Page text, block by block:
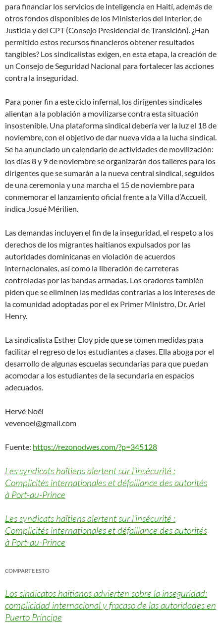
para financiar los servicios de inteligencia en Haití, además de
otros fondos disponibles de los Ministerios del Interior, de
Justicia y del CPT (Consejo Presidencial de Transición). ¿Han
permitido estos recursos financieros obtener resultados
tangibles? Los sindicalistas exigen, en esta etapa, la creación de
un Consejo de Seguridad Nacional para fortalecer las acciones
contra la inseguridad.
Para poner fin a este ciclo infernal, los dirigentes sindicales
alientan a la población a movilizarse contra esta situación
insostenible. Una plataforma sindical debería ver la luz el 18 de
noviembre, con el objetivo de dar nueva vida a la lucha sindical.
Se ha anunciado un calendario de actividades de movilización:
los días 8 y 9 de noviembre se organizarán dos talleres para los
dirigentes que se sumarán a la nueva central sindical, seguidos
de una ceremonia y una marcha el 15 de noviembre para
conmemorar el lanzamiento oficial frente a la Villa d’Accueil,
indica Josué Mérilien.
Las demandas incluyen el fin de la inseguridad, el respeto a los
derechos de los migrantes haitianos expulsados ​​por las
autoridades dominicanas en violación de acuerdos
internacionales, así como la liberación de carreteras
controladas por las bandas armadas. Los oradores también
piden que se eliminen las medidas contrarias a los intereses de
la comunidad adoptadas por el ex Primer Ministro, Dr. Ariel
Henry.
La sindicalista Esther Eloy pide que se tomen medidas para
facilitar el regreso de los estudiantes a clases. Ella aboga por el
desarrollo de algunas escuelas secundarias para que puedan
acomodar a los estudiantes de la secundaria en espacios
adecuados.
Hervé Noël
vevenoel@gmail.com
Fuente: https://rezonodwes.com/?p=345128
Les syndicats haïtiens alertent sur l’insécurité :
Complicités internationales et défaillance des autorités
à Port-au-Prince
Les syndicats haïtiens alertent sur l’insécurité :
Complicités internationales et défaillance des autorités
à Port-au-Prince
COMPARTE ESTO
Los sindicatos haitianos advierten sobre la inseguridad:
complicidad internacional y fracaso de las autoridades en
Puerto Príncipe